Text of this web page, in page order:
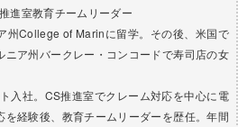
進室教育チームリーダー
州College of Marinに留学。その後、米国で
ニア州バークレー・コンコードで寿司店の女
入社。CS推進室でクレーム対応を中心に電
経験後、教育チームリーダーを歴任。年間